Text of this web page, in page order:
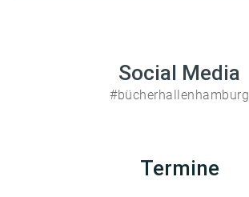
Social Media
#bücherhallenhamburg
Termine